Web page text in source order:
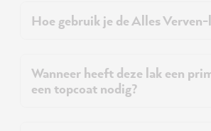
Hoe gebruik je de Alles Verven-
Wanneer heeft deze lak een
een topcoat nodig?